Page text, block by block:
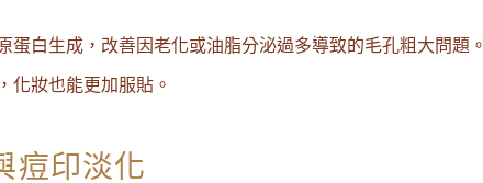
蛋白生成，改善因老化或油脂分泌過多導致的毛孔粗大問題。
化妝也能更加服貼。
痘印淡化